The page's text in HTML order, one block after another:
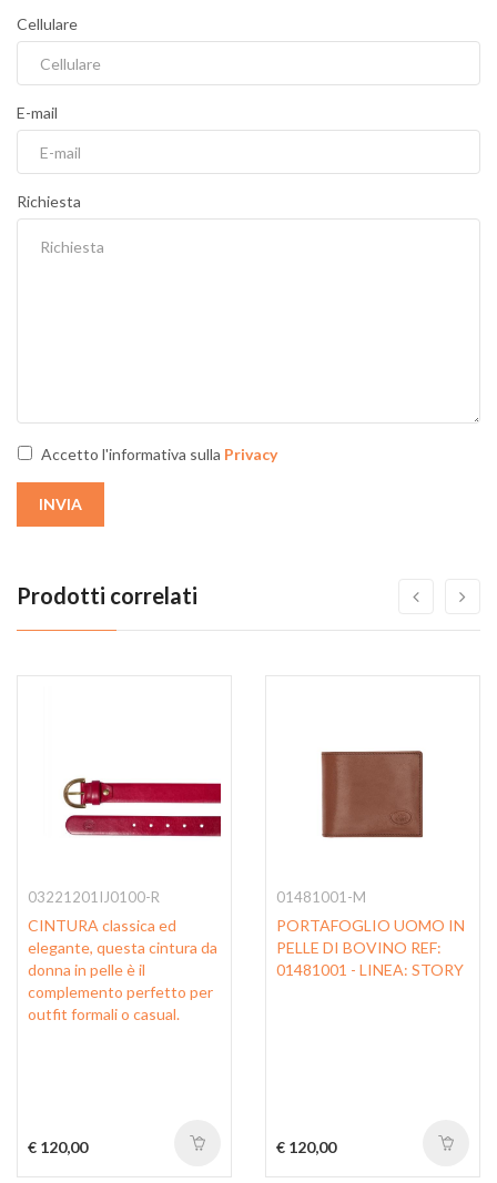
Cellulare
E-mail
Richiesta
Accetto l'informativa sulla Privacy
INVIA
Prodotti correlati
03221201IJ0100-R
CINTURA classica ed
elegante, questa cintura da
donna in pelle è il
complemento perfetto per
outfit formali o casual.
€ 120,00
01481001-M
PORTAFOGLIO UOMO IN
PELLE DI BOVINO REF:
01481001 - LINEA: STORY
€ 120,00